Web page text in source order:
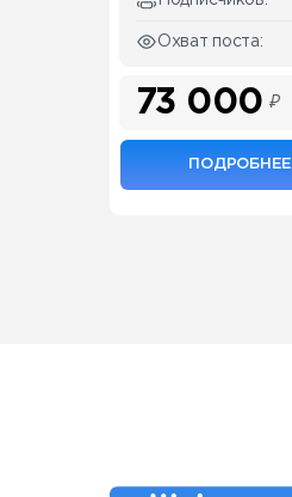
Охват поста:
73 000 ₽
ПОДРОБНЕЕ